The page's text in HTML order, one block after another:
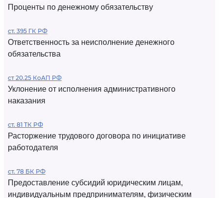
Проценты по денежному обязательству
ст. 395 ГК РФ
Ответственность за неисполнение денежного
обязательства
ст 20.25 КоАП РФ
Уклонение от исполнения административного
наказания
ст. 81 ТК РФ
Расторжение трудового договора по инициативе
работодателя
ст. 78 БК РФ
Предоставление субсидий юридическим лицам,
индивидуальным предпринимателям, физическим